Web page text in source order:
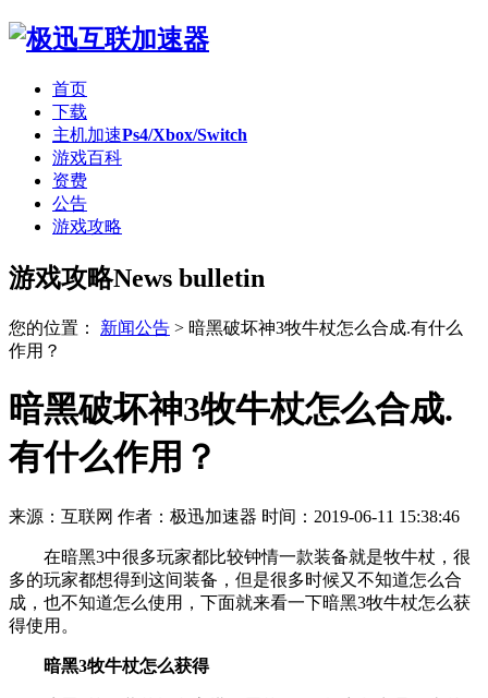
首页
下载
主机加速Ps4/Xbox/Switch
游戏百科
资费
公告
游戏攻略
游戏攻略News bulletin
您的位置： 新闻公告 > 暗黑破坏神3牧牛杖怎么合成.有什么
作用？
暗黑破坏神3牧牛杖怎么合成.
有什么作用？
来源：互联网 作者：极迅加速器 时间：2019-06-11 15:38:46
在暗黑3中很多玩家都比较钟情一款装备就是牧牛杖，很
多的玩家都想得到这间装备，但是很多时候又不知道怎么合
成，也不知道怎么使用，下面就来看一下暗黑3牧牛杖怎么获
得使用。
暗黑3牧牛杖怎么获得